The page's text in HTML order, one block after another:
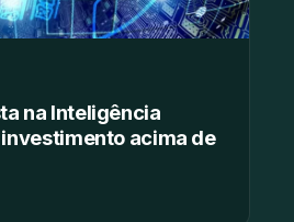
na Inteligência
acima de